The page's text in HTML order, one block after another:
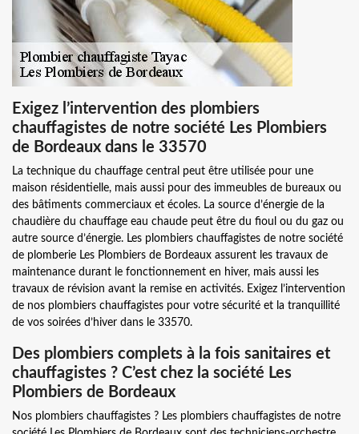
Exigez l’intervention des plombiers
chauffagistes de notre société Les Plombiers
de Bordeaux dans le 33570
La technique du chauffage central peut être utilisée pour une
maison résidentielle, mais aussi pour des immeubles de bureaux ou
des bâtiments commerciaux et écoles. La source d’énergie de la
chaudière du chauffage eau chaude peut être du fioul ou du gaz ou
autre source d’énergie. Les plombiers chauffagistes de notre société
de plomberie Les Plombiers de Bordeaux assurent les travaux de
maintenance durant le fonctionnement en hiver, mais aussi les
travaux de révision avant la remise en activités. Exigez l’intervention
de nos plombiers chauffagistes pour votre sécurité et la tranquillité
de vos soirées d’hiver dans le 33570.
Des plombiers complets à la fois sanitaires et
chauffagistes ? C’est chez la société Les
Plombiers de Bordeaux
Nos plombiers chauffagistes ? Les plombiers chauffagistes de notre